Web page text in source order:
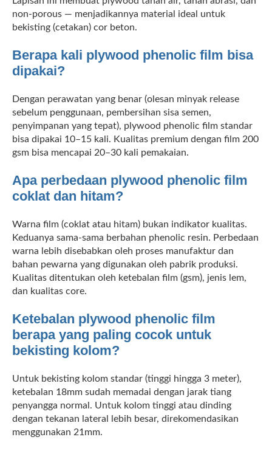
non-porous — menjadikannya material ideal untuk
bekisting (cetakan) cor beton.
Berapa kali plywood phenolic film bisa
dipakai?
Dengan perawatan yang benar (olesan minyak release
sebelum penggunaan, pembersihan sisa semen,
penyimpanan yang tepat), plywood phenolic film standar
bisa dipakai 10–15 kali. Kualitas premium dengan film 200
gsm bisa mencapai 20–30 kali pemakaian.
Apa perbedaan plywood phenolic film
coklat dan hitam?
Warna film (coklat atau hitam) bukan indikator kualitas.
Keduanya sama-sama berbahan phenolic resin. Perbedaan
warna lebih disebabkan oleh proses manufaktur dan
bahan pewarna yang digunakan oleh pabrik produksi.
Kualitas ditentukan oleh ketebalan film (gsm), jenis lem,
dan kualitas core.
Ketebalan plywood phenolic film
berapa yang paling cocok untuk
bekisting kolom?
Untuk bekisting kolom standar (tinggi hingga 3 meter),
ketebalan 18mm sudah memadai dengan jarak tiang
penyangga normal. Untuk kolom tinggi atau dinding
dengan tekanan lateral lebih besar, direkomendasikan
menggunakan 21mm.